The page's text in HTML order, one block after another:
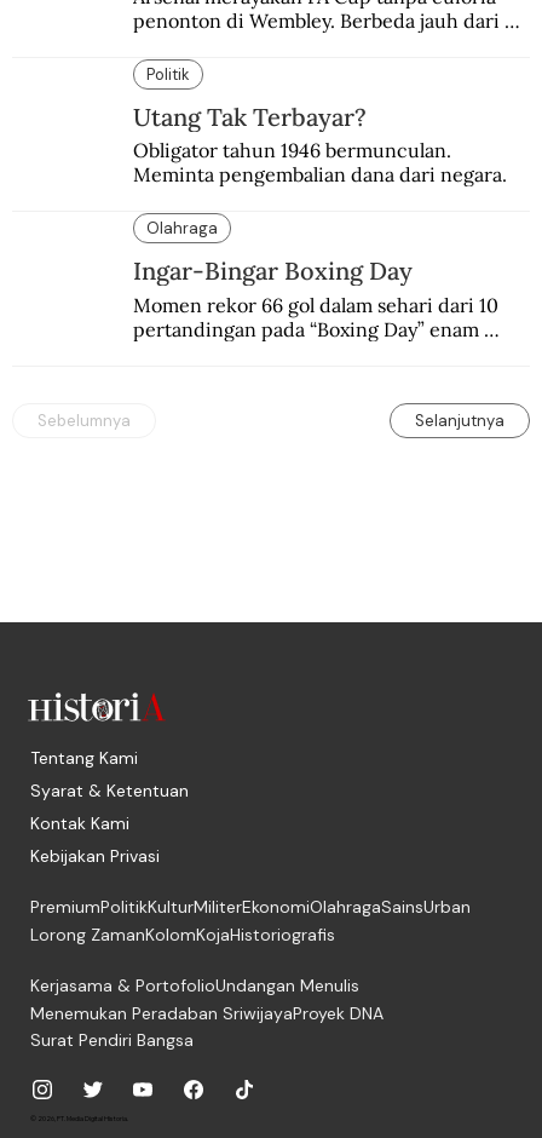
penonton di Wembley. Berbeda jauh dari
silam.
Politik
Utang Tak Terbayar?
Obligator tahun 1946 bermunculan.
Meminta pengembalian dana dari negara.
Olahraga
Ingar-Bingar Boxing Day
Momen rekor 66 gol dalam sehari dari 10
pertandingan pada “Boxing Day” enam
Sebelumnya Selanjutnya
Tentang Kami
Syarat & Ketentuan
Kontak Kami
Kebijakan Privasi
PremiumPolitikKulturMiliterEkonomiOlahragaSainsUrban
Lorong ZamanKolomKojaHistoriografis
Kerjasama & PortofolioUndangan Menulis
Menemukan Peradaban SriwijayaProyek DNA
Surat Pendiri Bangsa
© 2026, PT. Media Digital Historia.